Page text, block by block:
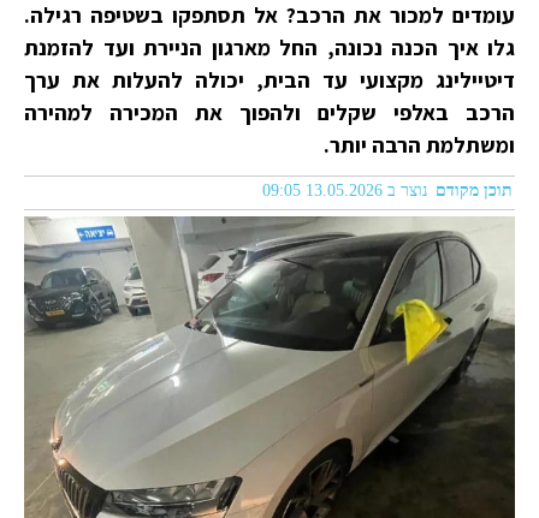
עומדים למכור את הרכב? אל תסתפקו בשטיפה רגילה.
גלו איך הכנה נכונה, החל מארגון הניירת ועד להזמנת
דיטיילינג מקצועי עד הבית, יכולה להעלות את ערך
הרכב באלפי שקלים ולהפוך את המכירה למהירה
ומשתלמת הרבה יותר.
תוכן מקודם נוצר ב 13.05.2026 09:05